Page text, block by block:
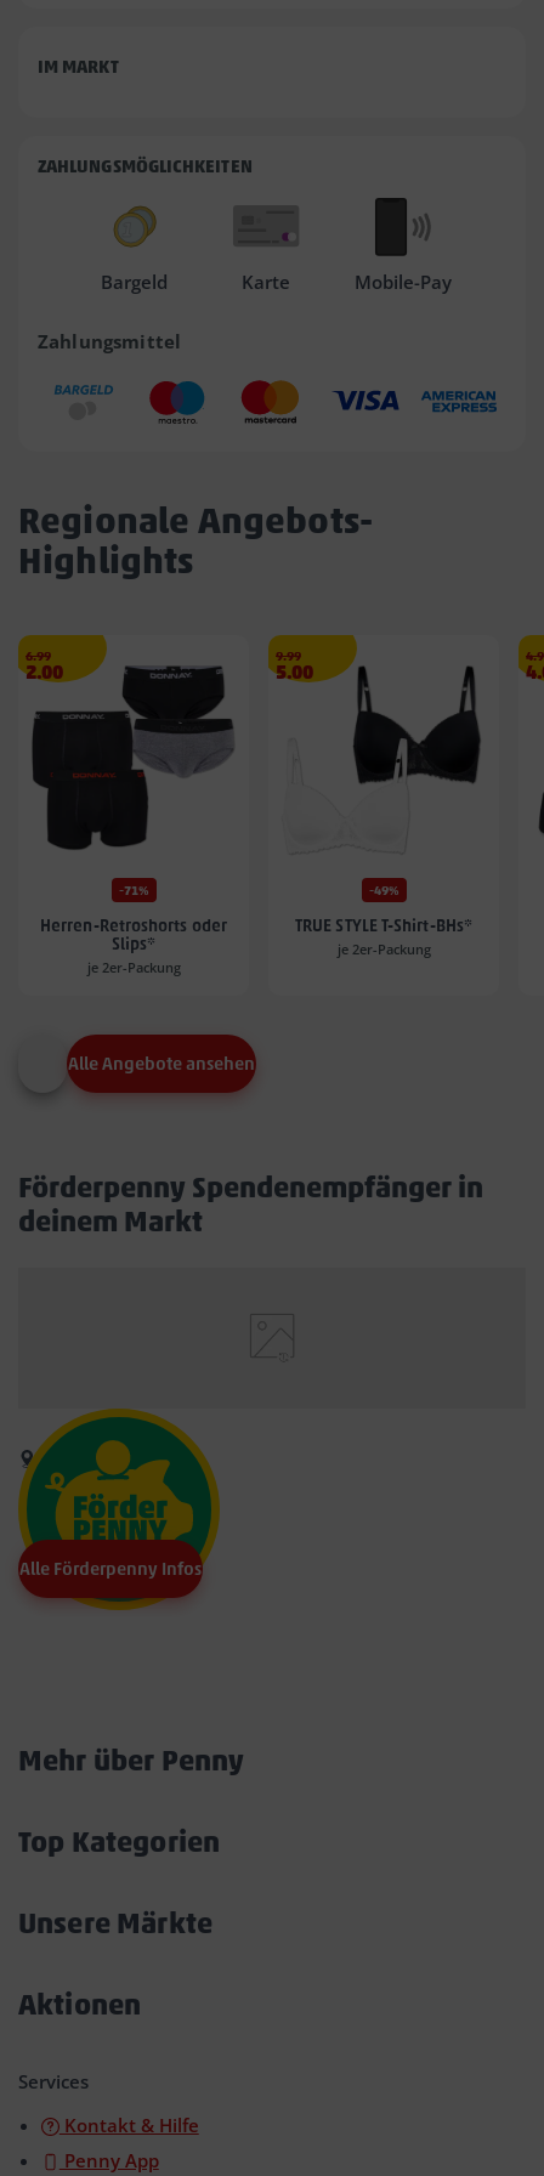
IM MARKT
ZAHLUNGSMÖGLICHKEITEN
Bargeld Karte Mobile-Pay
Zahlungsmittel
Regionale Angebots-
Highlights
Streichpreis
6.99€
Angebotspreis
2.00
2.00
-71%
Herren-Retroshorts oder
Slips*
je 2er-Packung
Streichpreis
9.99€
Angebotspreis
5.00
5.00
-49%
TRUE STYLE T-Shirt-BHs*
je 2er-Packung
Alle Angebote ansehen
Förderpenny Spendenempfänger in
deinem Markt
Alle Förderpenny Infos
Mehr über Penny
Top Kategorien
Unsere Märkte
Aktionen
Services
Kontakt & Hilfe
Penny App